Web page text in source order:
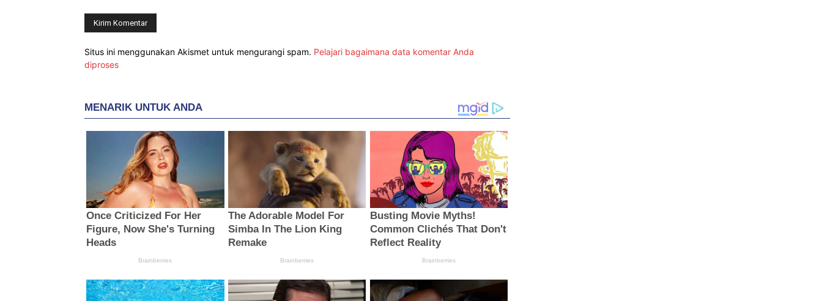
Situs ini menggunakan Akismet untuk mengurangi spam. Pelajari bagaimana data komentar Anda
diproses